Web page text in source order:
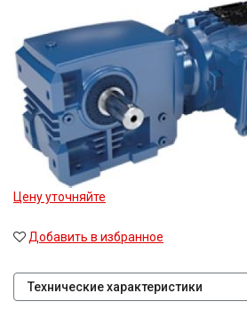
Цену уточняйте
Добавить в избранное
Технические характеристики